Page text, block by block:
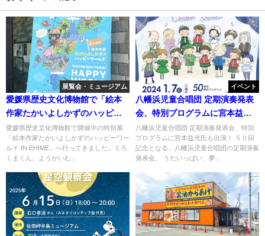
展覧会・ミュージアム
愛媛県歴史文化博物館で「絵本
作家たかいよしかずのハッピー
ワールド IN EHIME」開催中
愛媛県歴史文化博物館で開催中の特別展
「絵本作家たかいよしかずのハッピーワー
ルド IN EHIME」へ行ってきました。くろ
くまくん、ようかいむ...
イベント
八幡浜児童合唱団 定期演奏発表
会、特別プログラムに宮本益光
氏も出演！
八幡浜児童合唱団 定期演奏発表会、特別
プログラムに宮本益光氏も出演！ ５０回
記念となる、八幡浜児童合唱団の定期演奏
発表会。 うたいっぱい、夢...